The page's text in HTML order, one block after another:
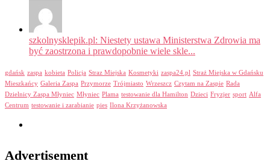
szkolnysklepik.pl: Niestety ustawa Ministerstwa Zdrowia ma
być zaostrzona i prawdopobnie wiele skle...
gdańsk zaspa kobieta Policja Straz Miejska Kosmetyki zaspa24.pl Straż Miejska w Gdańsku
Mieszkańcy Galeria Zaspa Przymorze Trójmiasto Wrzeszcz Czytam na Zaspie Rada
Dzielnicy Zaspa Młyniec Młyniec Plama testowanie dla Hamilton Dzieci Fryzjer sport Alfa
Centrum testowanie i zarabianie pies Ilona Krzyżanowska
Advertisement